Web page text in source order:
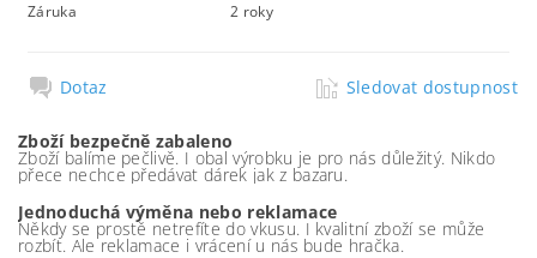
Záruka 2 roky
Dotaz Sledovat dostupnost
Zboží bezpečně zabaleno
Zboží balíme pečlivě. I obal výrobku je pro nás důležitý. Nikdo
přece nechce předávat dárek jak z bazaru.
Jednoduchá výměna nebo reklamace
Někdy se prostě netrefíte do vkusu. I kvalitní zboží se může
rozbít. Ale reklamace i vrácení u nás bude hračka.